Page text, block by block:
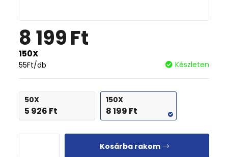
8 199Ft
150X
55Ft/db Készleten
50X
5 926 Ft
150X
8 199 Ft
Kosárba rakom